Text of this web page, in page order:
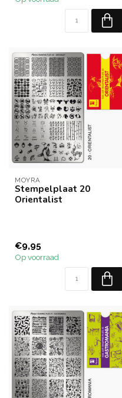
MOYRA
Stempelplaat 20
Orientalist
€9,95
Op voorraad